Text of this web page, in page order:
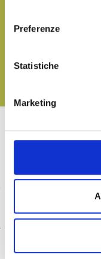
Preferenze
Statistiche
Marketing
Bring the taste of
DOWNLOAD OUR
061